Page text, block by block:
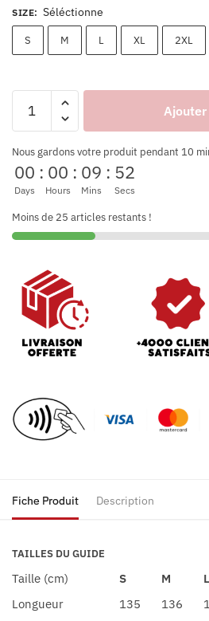
SIZE: Séléctionne
S M L XL 2XL
Nous gardons votre produit pendant 10
00
Days
: 00
Hours
: 09
Mins
: 52
Secs
Moins de 25 articles restants !
Fiche Produit Description
TAILLES DU GUIDE
Taille (cm) S M L
Longueur
135 136